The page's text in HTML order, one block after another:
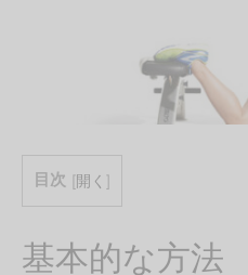
目次 [開く ]
基本的な方法